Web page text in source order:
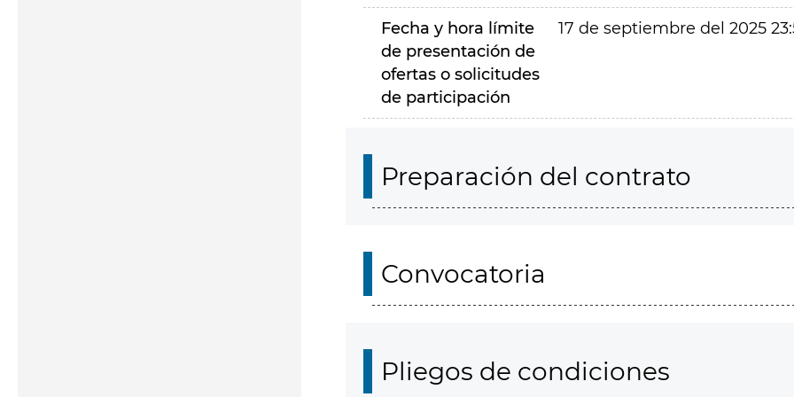
Fecha y hora límite
de presentación de
ofertas o solicitudes
de participación
17 de septiembre del 2025
Preparación del contrato
Convocatoria
Pliegos de condiciones